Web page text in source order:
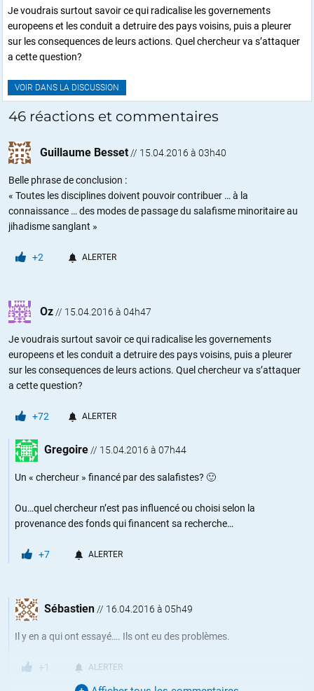
Je voudrais surtout savoir ce qui radicalise les governements
europeens et les conduit a detruire des pays voisins, puis a pleurer
sur les consequences de leurs actions. Quel chercheur va s’attaquer
a cette question?
VOIR DANS LA DISCUSSION
46 réactions et commentaires
Guillaume Besset // 15.04.2016 à 03h40
Belle phrase de conclusion :
« Toutes les disciplines doivent pouvoir contribuer … à la
connaissance … des modes de passage du salafisme minoritaire au
jihadisme sanglant »
+2 ALERTER
Oz // 15.04.2016 à 04h47
Je voudrais surtout savoir ce qui radicalise les governements
europeens et les conduit a detruire des pays voisins, puis a pleurer
sur les consequences de leurs actions. Quel chercheur va s’attaquer
a cette question?
+72 ALERTER
Gregoire // 15.04.2016 à 07h44
Un « chercheur » financé par des salafistes? 🙂
Ou…quel chercheur n’est pas influencé ou choisi selon la
provenance des fonds qui financent sa recherche…
+7 ALERTER
Sébastien // 16.04.2016 à 05h49
Il y en a qui ont essayé…. Ils ont eu des problèmes.
+1 ALERTER